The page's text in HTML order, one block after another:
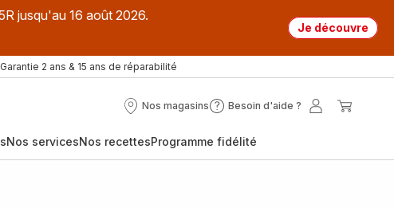
jusqu'au 16 août 2026.
Je découvre
Garantie 2 ans & 15 ans de réparabilité
Nos magasins
Nos
Besoin d'aide ?
Besoin
?
Mon
Nos servicesNos recettesProgramme fidélité